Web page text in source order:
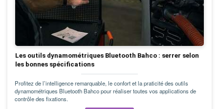
Les outils dynamométriques Bluetooth Bahco : serrer selon
les bonnes spécifications
Profitez de l’intelligence remarquable, le confort et la praticité des outils
dynamométriques Bluetooth Bahco pour réaliser toutes vos applications de
contrôle des fixations.